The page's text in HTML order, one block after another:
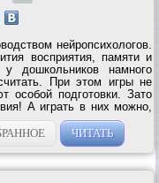
нейропсихологов.
восприятия, памяти и
дошкольников намного
При этом игры не
особой подготовки. Зато
А играть в них можно,
или готовите вместе с
ЧИТАТЬ